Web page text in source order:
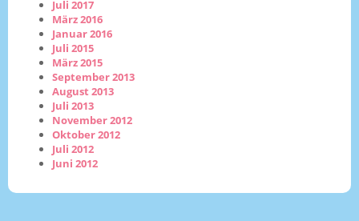
Juli 2017
März 2016
Januar 2016
Juli 2015
März 2015
September 2013
August 2013
Juli 2013
November 2012
Oktober 2012
Juli 2012
Juni 2012